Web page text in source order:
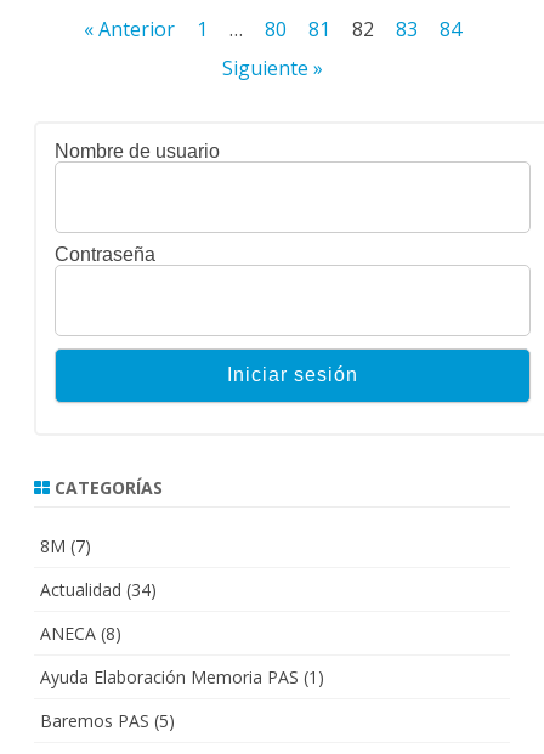
Paginación
« Anterior 1 … 80 81 82 83
84
Siguiente »
Nombre de usuario
Contraseña
CATEGORÍAS
8M (7)
Actualidad (34)
ANECA (8)
Ayuda Elaboración Memoria PAS (1)
Baremos PAS (5)